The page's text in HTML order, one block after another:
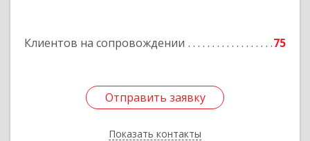
Клиентов на сопровождении 75
Отправить заявку
Показать контакты
Отправить заявку
Назад